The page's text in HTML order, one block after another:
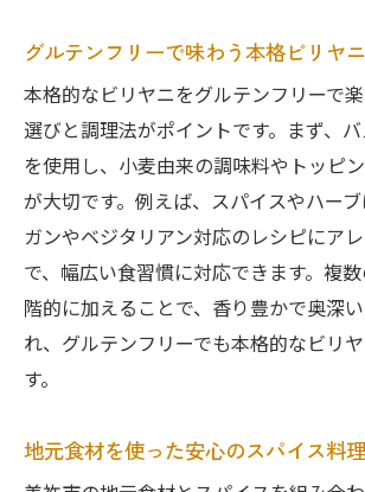
グルテンフリーで味わう本格ビリヤ
本格的なビリヤニをグルテンフリーで
選びと調理法がポイントです。まず、
を使用し、小麦由来の調味料やトッピ
が大切です。例えば、スパイスやハー
ガンやベジタリアン対応のレシピにア
で、幅広い食習慣に対応できます。複
階的に加えることで、香り豊かで奥深
れ、グルテンフリーでも本格的なビリ
す。
地元食材を使った安心のスパイス料